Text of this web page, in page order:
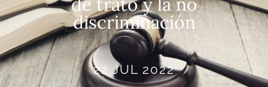
discriminación
22 JUL 2022